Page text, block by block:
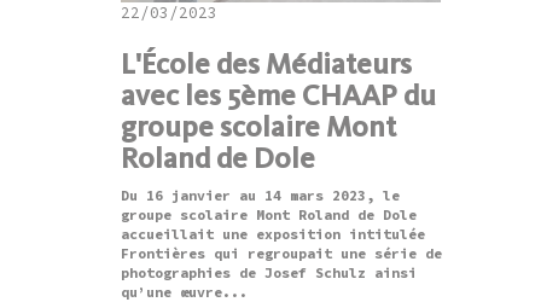
22/03/2023
L'École des Médiateurs
avec les 5ème CHAAP du
groupe scolaire Mont
Roland de Dole
Du 16 janvier au 14 mars 2023, le
groupe scolaire Mont Roland de Dole
accueillait une exposition intitulée
Frontières qui regroupait une série de
photographies de Josef Schulz ainsi
qu’une œuvre...